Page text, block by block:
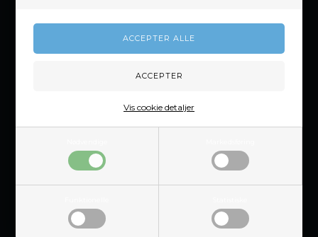
Vis cookie detaljer
Åbningstider & Showroom
Vores historie
Tilbud
Sikkerhedsprodukter